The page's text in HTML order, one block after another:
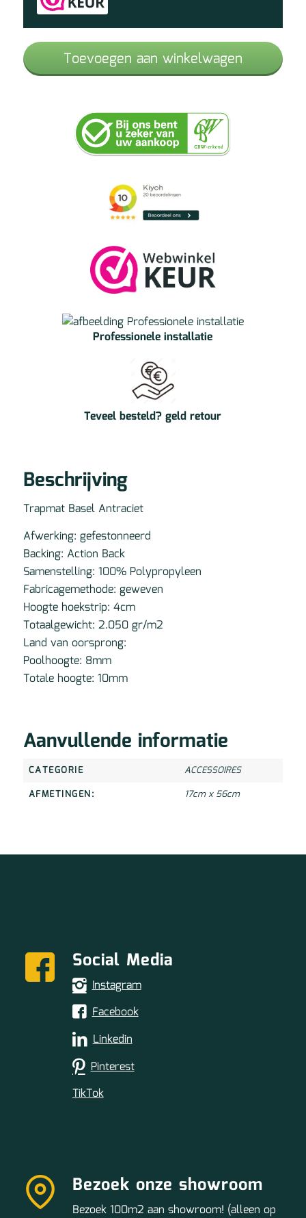
17cm
x
56cm
Toevoegen aan winkelwagen
Professionele installatie
Teveel besteld? geld retour
Beschrijving
Trapmat Basel Antraciet
Afwerking: gefestonneerd
Backing: Action Back
Samenstelling: 100% Polypropyleen
Fabricagemethode: geweven
Hoogte hoekstrip: 4cm
Totaalgewicht: 2.050 gr/m2
Land van oorsprong:
Poolhoogte: 8mm
Totale hoogte: 10mm
Aanvullende informatie
CATEGORIE
ACCESSOIRES
AFMETINGEN:
17cm x 56cm
Social Media
Instagram
Facebook
Linkedin
Pinterest
TikTok
Bezoek onze showroom
Bezoek 100m2 aan showroom! (alleen op